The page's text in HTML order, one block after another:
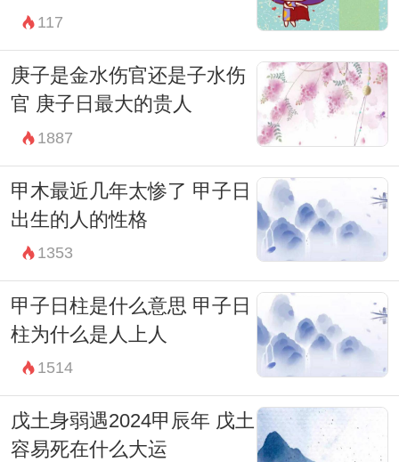
117
庚子是金水伤官还是子水伤
官 庚子日最大的贵人
1887
甲木最近几年太惨了 甲子日
出生的人的性格
1353
甲子日柱是什么意思 甲子日
柱为什么是人上人
1514
戊土身弱遇2024甲辰年 戊土
容易死在什么大运